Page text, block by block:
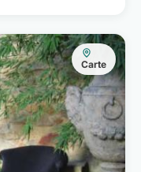
Carte